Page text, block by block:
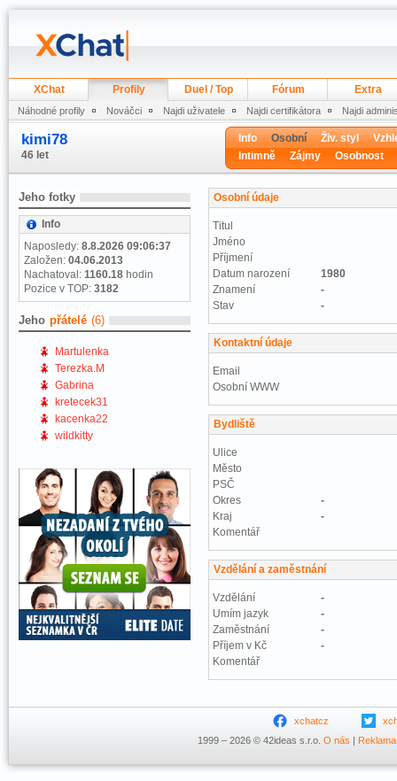
XChat Profily Duel / Top Fórum Extra
Náhodné profily Nováčci Najdi uživatele Najdi certifikátora Najdi
kimi78
46 let
Info Osobní Živ. styl
Intimně
Zájmy Osobnost
Jeho fotky
Info
Naposledy: 8.8.2026 09:06:37
Založen: 04.06.2013
Nachatoval: 1160.18 hodin
Pozice v TOP: 3182
Jeho přátelé (6)
Martulenka
Terezka.M
Gabrina
kretecek31
kacenka22
wildkitty
Osobní údaje
Titul
Jméno
Příjmení
Datum narození
1980
Znamení
-
Stav
-
Kontaktní údaje
Email
Osobní WWW
Bydliště
Ulice
Město
PSČ
Okres
-
Kraj
-
Komentář
Vzdělání a zaměstnání
Vzdělání
-
Umím jazyk
-
Zaměstnání
-
Příjem v Kč
-
Komentář
xchatcz
1999 – 2026 © 42ideas s.r.o. O nás | Reklama